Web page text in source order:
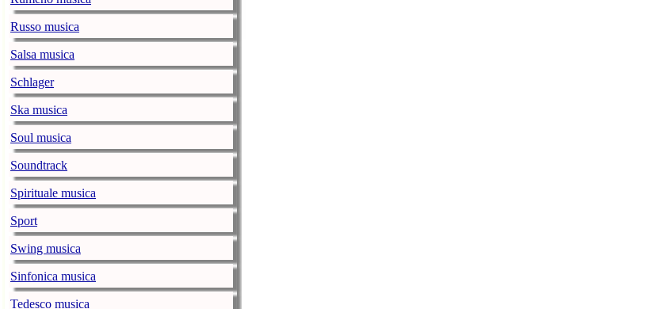
Russo musica
Salsa musica
Schlager
Ska musica
Soul musica
Soundtrack
Spirituale musica
Sport
Swing musica
Sinfonica musica
Tedesco musica